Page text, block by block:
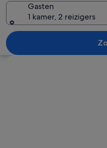
Gasten
1 kamer, 2 reizigers